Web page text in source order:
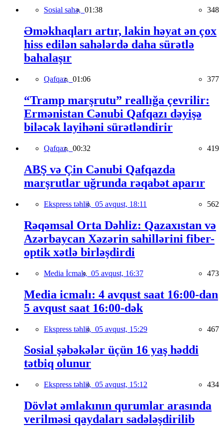
Sosial sahə, 01:38 348
Əməkhaqları artır, lakin həyat ən çox
hiss edilən sahələrdə daha sürətlə
bahalaşır
Qafqaz, 01:06 377
“Tramp marşrutu” reallığa çevrilir:
Ermənistan Cənubi Qafqazı dəyişə
biləcək layihəni sürətləndirir
Qafqaz, 00:32 419
ABŞ və Çin Cənubi Qafqazda
marşrutlar uğrunda rəqabət aparır
Ekspress təhlil, 05 avqust, 18:11 562
Rəqəmsal Orta Dəhliz: Qazaxıstan və
Azərbaycan Xəzərin sahillərini fiber-
optik xətlə birləşdirdi
Media İcmalı, 05 avqust, 16:37 473
Media icmalı: 4 avqust saat 16:00-dan
5 avqust saat 16:00-dək
Ekspress təhlil, 05 avqust, 15:29 467
Sosial şəbəkələr üçün 16 yaş həddi
tətbiq olunur
Ekspress təhlil, 05 avqust, 15:12 434
Dövlət əmlakının qurumlar arasında
verilməsi qaydaları sadələşdirilib